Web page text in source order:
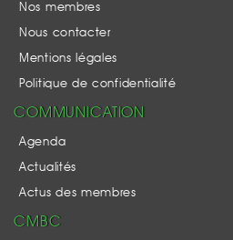
Nos membres
Nous contacter
Mentions légales
Politique de confidentialité
COMMUNICATION
Agenda
Actualités
Actus des membres
CMBC